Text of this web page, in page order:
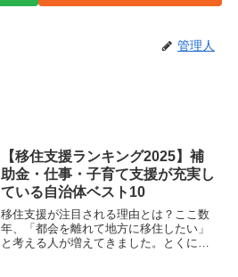
管理人
【移住支援ランキング2025】補
助金・仕事・子育て支援が充実し
ている自治体ベスト10
移住支援が注目される理由とは？ここ数
年、「都会を離れて地方に移住したい」
と考える人が増えてきました。とくに新